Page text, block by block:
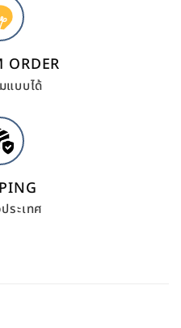
ORDER
แบบได้
ระเทศ